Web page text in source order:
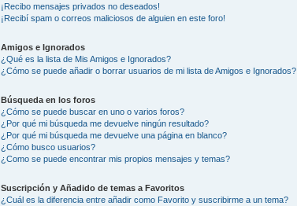
¡Recibo mensajes privados no deseados!
¡Recibí spam o correos maliciosos de alguien en este foro!
Amigos e Ignorados
¿Qué es la lista de Mis Amigos e Ignorados?
¿Cómo se puede añadir o borrar usuarios de mi lista de Amigos e Ignorados?
Búsqueda en los foros
¿Cómo se puede buscar en uno o varios foros?
¿Por qué mi búsqueda me devuelve ningún resultado?
¿Por qué mi búsqueda me devuelve una página en blanco?
¿Cómo busco usuarios?
¿Como se puede encontrar mis propios mensajes y temas?
Suscripción y Añadido de temas a Favoritos
¿Cuál es la diferencia entre añadir como Favorito y suscribirme a un tema?